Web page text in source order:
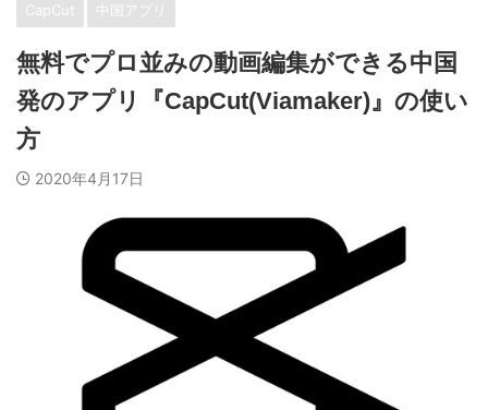
CapCut 中国アプリ
無料でプロ並みの動画編集ができる中国
発のアプリ『CapCut(Viamaker)』の使い
方
2020年4月17日